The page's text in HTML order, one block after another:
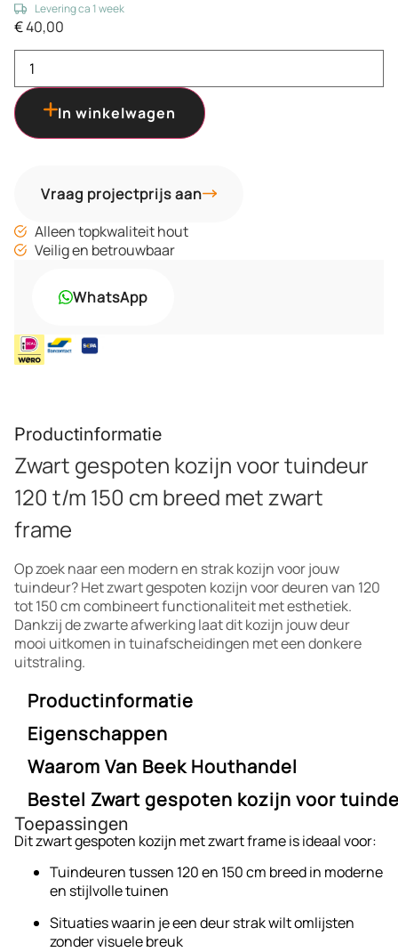
Levering ca 1 week
€40,00
In winkelwagen
Vraag projectprijs aan
Alleen topkwaliteit hout
Veilig en betrouwbaar
WhatsApp
Productinformatie
Zwart gespoten kozijn voor tuindeur
120 t/m 150 cm breed met zwart
frame
Op zoek naar een modern en strak kozijn voor jouw
tuindeur? Het zwart gespoten kozijn voor deuren van 120
tot 150 cm combineert functionaliteit met esthetiek.
Dankzij de zwarte afwerking laat dit kozijn jouw deur
mooi uitkomen in tuinafscheidingen met een donkere
uitstraling.
Productinformatie
Afmetingen:regels 4,5 × 9 cm
Materiaal:Zwart gespoten grenen hout
Inhoud set:2x Kozijn hout, 1x Bovenregel kozijn., 4x
schroeven voor bevestiging van het kozijn., 2x Plaatduim
inclusief schroeven voor bevestiging, 6x Slagpluggen
voor bevestiging van kozijn aan de muur of paal(kozijn is
niet geschikt om los in de grond te staan), 1x Sluitplaat
voor dag-nachtslot inclusief schroeven., 1x Aanslaglat.
Eigenschappen
Zwart gespoten hout: Strakke afwerking die past bij
moderne tuinstijlen
Robuuste kaderconstructie: Zorgt voor stabiliteit
en juiste plaatsing van de deur
Onderhoudsarm: Laklaag beschermt het hout
tegen weersinvloeden en vergt weinig onderhoud
Waarom Van Beek Houthandel
Bij Van Beek Houthandel leveren we alleen producten
van A‑kwaliteit hout, gecombineerd met vakkundige
constructies. Ons zwart gespoten kozijn met zwart frame
is zorgvuldig afgewerkt, direct leverbaar en perfect te
combineren met bijpassende deuren, palen en beslag. Zo
heb je één betrouwbare partner voor een complete en
stijlvolle tuindeuropbouw.
Bestel Zwart gespoten kozijn voor
Kies voor elegantie, stevigheid en gemak met dit kozijn
neem contact op voor advies, maatwerkoplossingen of
hulp bij montage.
Toepassingen
Dit zwart gespoten kozijn met zwart frame is ideaal voor:
Tuindeuren tussen 120 en 150 cm breed in moderne
en stijlvolle tuinen
Situaties waarin je een deur strak wilt omlijsten
zonder visuele breuk